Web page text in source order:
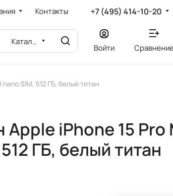
Контакты +7 (495) 414-10-20
Каталог
Войти Сравнение
SIM, 512 ГБ, белый титан
iPhone 15 Pro
ГБ, белый титан